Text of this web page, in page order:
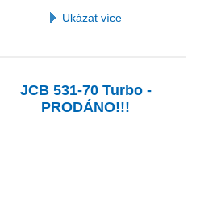
Ukázat více
JCB 531-70 Turbo -
PRODÁNO!!!